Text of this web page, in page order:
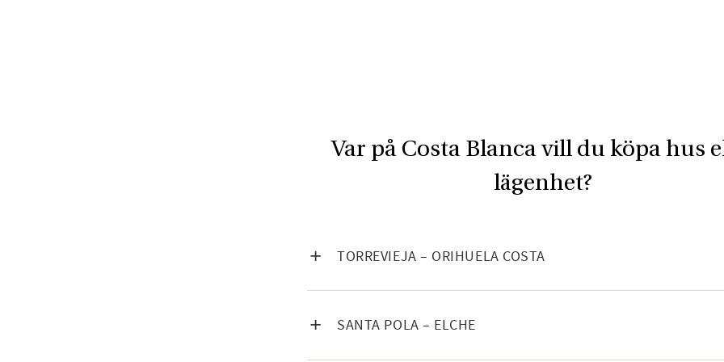
Var på Costa Blanca vill du köpa hus
lägenhet?
TORREVIEJA – ORIHUELA COSTA
VISA INNEHÅLL
SANTA POLA – ELCHE
VISA INNEHÅLL